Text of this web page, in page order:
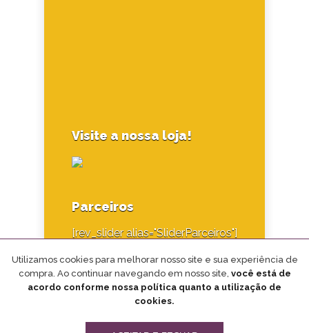
Visite a nossa loja!
Parceiros
[rev_slider alias="SliderParceiros"]
Utilizamos cookies para melhorar nosso site e sua experiência de
compra. Ao continuar navegando em nosso site, você está de
acordo conforme nossa política quanto a utilização de
cookies.